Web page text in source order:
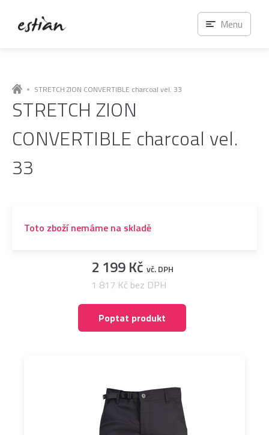
STRETCH ZION CONVERTIBLE charcoal vel. 33
STRETCH ZION
CONVERTIBLE charcoal vel.
33
Toto zboží nemáme na skladě
2 199 Kč vč. DPH
1 817 Kč bez DPH
Poptat produkt
Menu